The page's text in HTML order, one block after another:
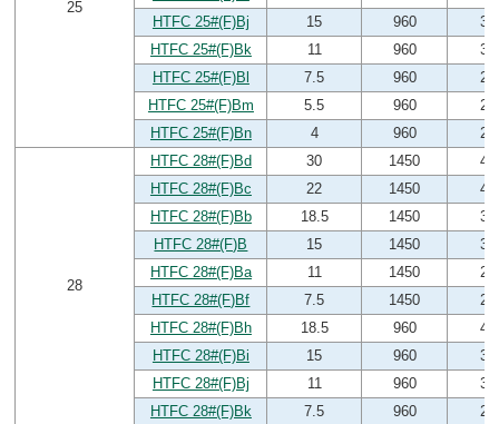
25
HTFC 25#(F)Bj
15 960
HTFC 25#(F)Bk
11 960
HTFC 25#(F)Bl
7.5 960
HTFC 25#(F)Bm
5.5 960
HTFC 25#(F)Bn
4 960
28
HTFC 28#(F)Bd 30 1450
HTFC 28#(F)Bc
22 1450
HTFC 28#(F)Bb
18.5 1450
HTFC 28#(F)B
15 1450
HTFC 28#(F)Ba
11 1450
HTFC 28#(F)Bf
7.5 1450
HTFC 28#(F)Bh
18.5 960
HTFC 28#(F)Bi
15 960
HTFC 28#(F)Bj
11 960
HTFC 28#(F)Bk
7.5 960